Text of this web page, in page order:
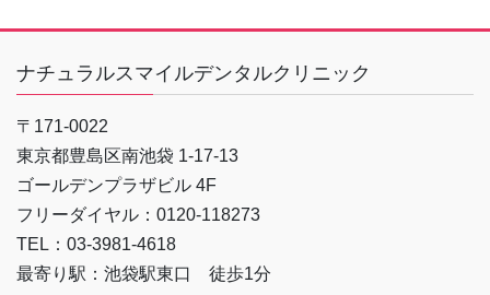
ナチュラルスマイルデンタルクリニック
〒171-0022
東京都豊島区南池袋 1-17-13
ゴールデンプラザビル 4F
フリーダイヤル：0120-118273
TEL：03-3981-4618
最寄り駅：池袋駅東口 徒歩1分